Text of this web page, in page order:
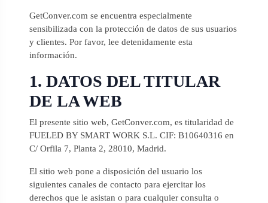
GetConver.com se encuentra especialmente
sensibilizada con la protección de datos de sus usuarios
y clientes. Por favor, lee detenidamente esta
información.
1. DATOS DEL TITULAR
DE LA WEB
El presente sitio web, GetConver.com, es titularidad de
FUELED BY SMART WORK S.L. CIF: B10640316 en
C/ Orfila 7, Planta 2, 28010, Madrid.
El sitio web pone a disposición del usuario los
siguientes canales de contacto para ejercitar los
derechos que le asistan o para cualquier consulta o